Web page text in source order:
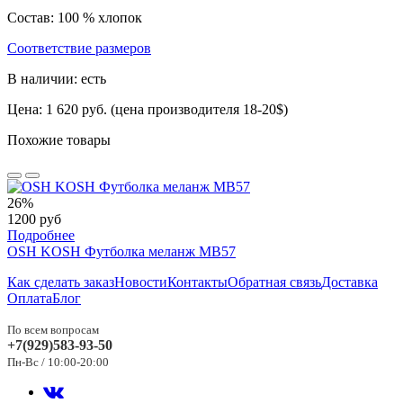
Состав: 100 % хлопок
Соответствие размеров
В наличии: есть
Цена: 1 620 руб. (цена производителя 18-20$)
Похожие товары
26%
1200 руб
Подробнее
OSH KOSH Футболка меланж МВ57
Как сделать заказНовостиКонтактыОбратная связьДоставка
ОплатаБлог
По всем вопросам
+7(929)583-93-50
Пн-Вс / 10:00-20:00